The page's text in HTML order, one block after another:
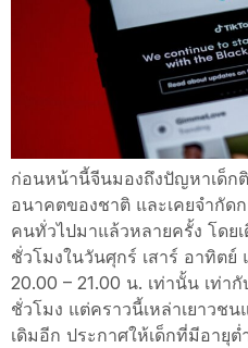
ก่อนหน้านี้จีนมองถึงปัญหาเด็ก
อนาคตของชาติ และเคยจำกัด
คนทั่วไปมาแล้วหลายครั้ง โดย
ชั่วโมงในวันศุกร์ เสาร์ อาทิต
20.00 – 21.00 น. เท่านั้น เท่า
ชั่วโมง แต่คราวนี้เหล่าเยาวช
เดิมอีก ประกาศให้เด็กที่มีอายุ